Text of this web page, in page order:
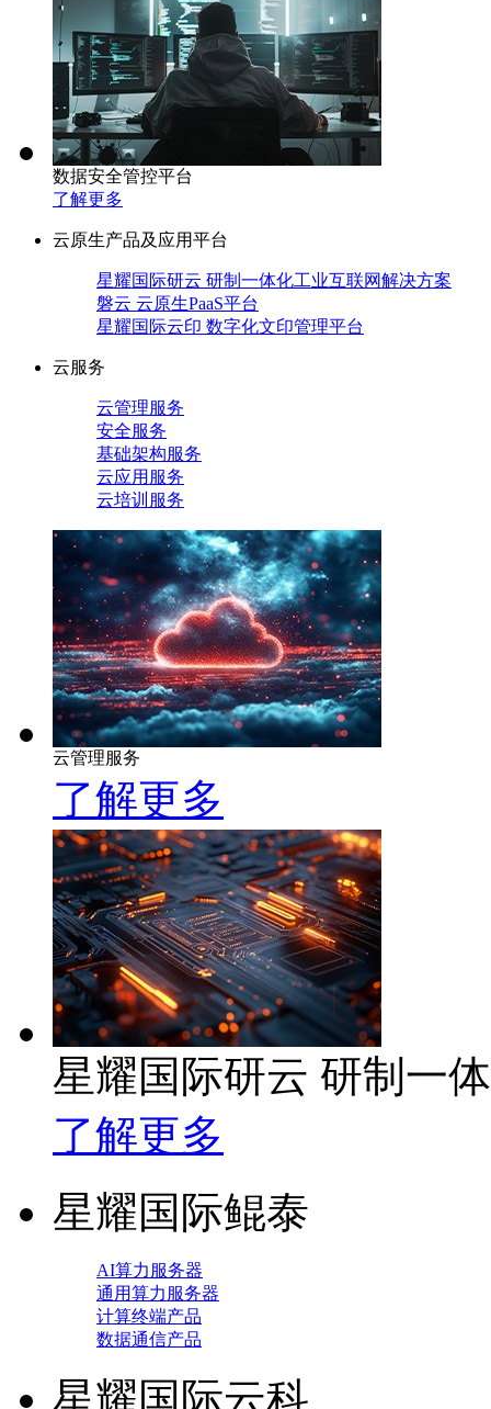
数据安全管控平台
了解更多
云原生产品及应用平台
星耀国际研云 研制一体化工业互联网解决方案
磐云 云原生PaaS平台
星耀国际云印 数字化文印管理平台
云服务
云管理服务
安全服务
基础架构服务
云应用服务
云培训服务
云管理服务
了解更多
星耀国际研云 研制一
了解更多
星耀国际鲲泰
AI算力服务器
通用算力服务器
计算终端产品
数据通信产品
星耀国际云科